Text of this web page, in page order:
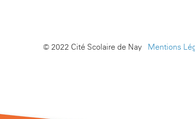
© 2022 Cité Scolaire de Nay - Mentions